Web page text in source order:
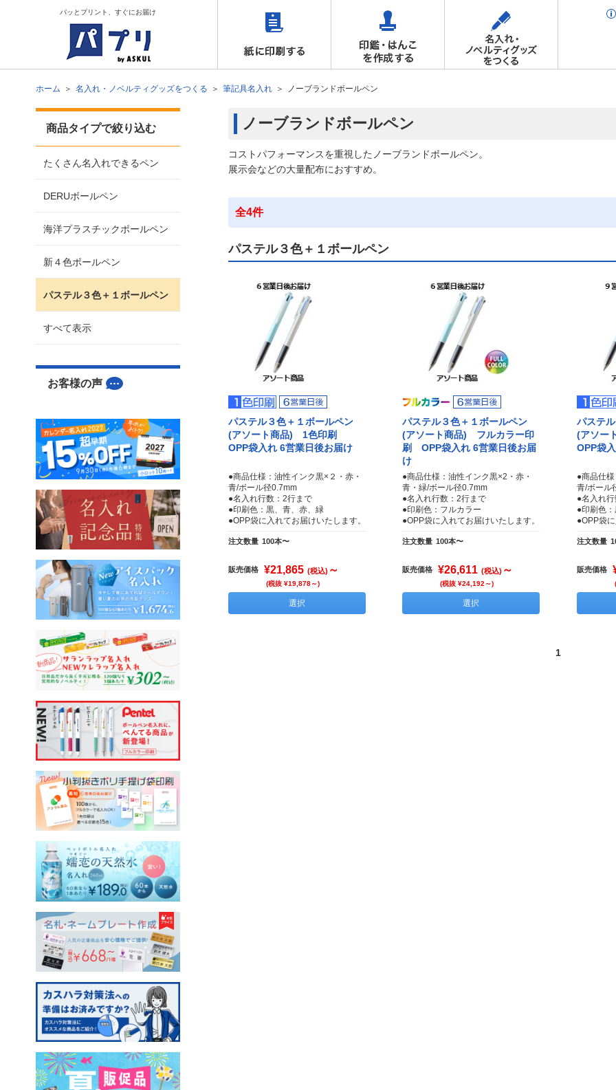
パッとプリント、すぐにお届け
ホーム 名入れ・ノベルティグッズをつくる 筆記具名入れ ノーブランドボールペン
ノーブランドボールペン
コストパフォーマンスを重視したノーブランドボールペン。
展示会などの大量配布におすすめ。
全4件
パステル３色＋１ボールペン
パステル３色＋１ボールペン
(アソート商品) 1色印刷
OPP袋入れ 6営業日後お届け
●商品仕様：油性インク黒×２・赤・
青/ボール径0.7mm
●名入れ行数：2行まで
●印刷色：黒、青、赤、緑
●OPP袋に入れてお届けいたします。
注文数量 100本〜
販売価格 ¥21,865 (税込) ～
(税抜 ¥19,878～)
選択
パステル３色＋１ボールペン
(アソート商品) フルカラー印
刷 OPP袋入れ 6営業日後お届
け
●商品仕様：油性インク黒×2・赤・
青・緑/ボール径0.7mm
●名入れ行数：2行まで
●印刷色：フルカラー
●OPP袋に入れてお届けいたします。
注文数量 100本〜
販売価格 ¥26,611 (税込) ～
(税抜 ¥24,192～)
選択
パステ
(アソー
OPP袋
●商品仕
青/ボール
●名入れ
●印刷色
●OPP袋
注文数量
販売価格
1
商品タイプで絞り込む
たくさん名入れできるペン
DERUボールペン
海洋プラスチックボールペン
新４色ボールペン
パステル３色＋１ボールペン
すべて表示
お客様の声